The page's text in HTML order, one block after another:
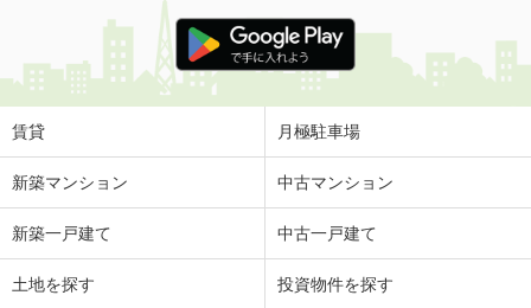
賃貸 月極駐車場
新築マンション 中古マンション
新築一戸建て 中古一戸建て
土地を探す 投資物件を探す